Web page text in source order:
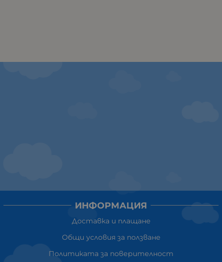
ИНФОРМАЦИЯ
Доставка и плащане
Общи условия за ползване
Политиката за поверителност